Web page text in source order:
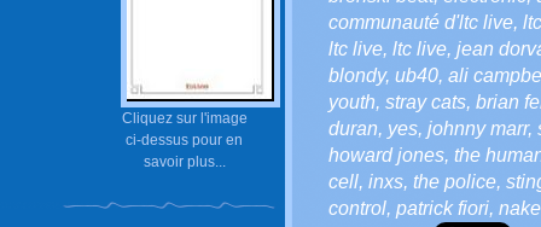
Cliquez sur l'image
ci-dessus pour en
savoir plus...
communauté d'ltc live,
ltc live, ltc live, jean
blondy, ub40, ali
youth, stray cats, brian
duran, yes, johnny marr,
howard jones, the
cell, inxs, the police,
control, patrick fiori,